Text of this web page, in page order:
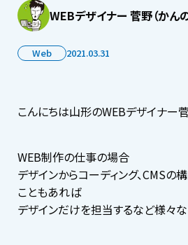
WEBデザイナー 菅野（かんの
Web 2021.03.31
こんにちは山形のWEBデザイナー菅
WEB制作の仕事の場合
デザインからコーディング、CMSの
こともあれば
デザインだけを担当するなど様々な